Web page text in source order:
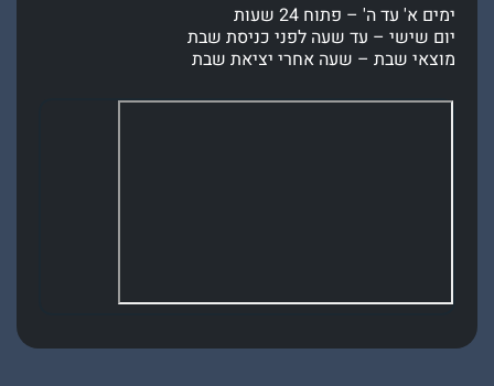
עד ה' – פתוח 24 שעות
– עד שעה לפני כניסת שבת
שבת – שעה אחרי יציאת שבת